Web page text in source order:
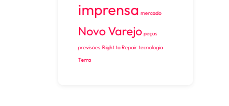
imprensa mercado
Novo Varejo peças
previsões Right to Repair tecnologia
Terra